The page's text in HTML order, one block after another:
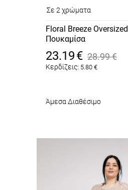
Σε 2 χρώματα
Floral Breeze Oversized
Πουκαμίσα
23.19€ 28.99€
Κερδίζεις: 5.80 €
Άμεσα Διαθέσιμο